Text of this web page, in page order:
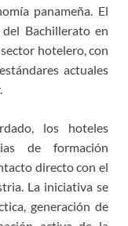
panameña. El
Bachillerato en
hotelero, con
actuales
los hoteles
de formación
directo con el
La iniciativa se
generación de